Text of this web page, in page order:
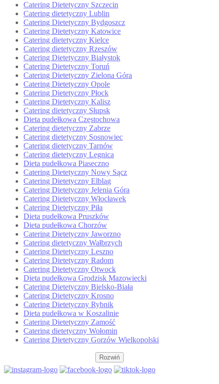
Catering Dietetyczny Szczecin
Catering dietetyczny Lublin
Catering Dietetyczny Bydgoszcz
Catering Dietetyczny Katowice
Catering dietetyczny Kielce
Catering dietetyczny Rzeszów
Catering Dietetyczny Białystok
Catering Dietetyczny Toruń
Catering Dietetyczny Zielona Góra
Catering Dietetyczny Opole
Catering Dietetyczny Płock
Catering Dietetyczny Kalisz
Catering dietetyczny Słupsk
Dieta pudełkowa Częstochowa
Catering dietetyczny Zabrze
Catering dietetyczny Sosnowiec
Catering dietetyczny Tarnów
Catering dietetyczny Legnica
Dieta pudełkowa Piaseczno
Catering Dietetyczny Nowy Sącz
Catering Dietetyczny Elbląg
Catering Dietetyczny Jelenia Góra
Catering Dietetyczny Włocławek
Catering Dietetyczny Piła
Dieta pudełkowa Pruszków
Dieta pudełkowa Chorzów
Catering Dietetyczny Jaworzno
Catering dietetyczny Wałbrzych
Catering Dietetyczny Leszno
Catering Dietetyczny Radom
Catering Dietetyczny Otwock
Dieta pudełkowa Grodzisk Mazowiecki
Catering Dietetyczny Bielsko-Biała
Catering Dietetyczny Krosno
Catering Dietetyczny Rybnik
Dieta pudełkowa w Koszalinie
Catering Dietetyczny Zamość
Catering dietetyczny Wołomin
Catering Dietetyczny Gorzów Wielkopolski
Rozwiń